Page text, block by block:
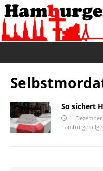
So sichert
1.